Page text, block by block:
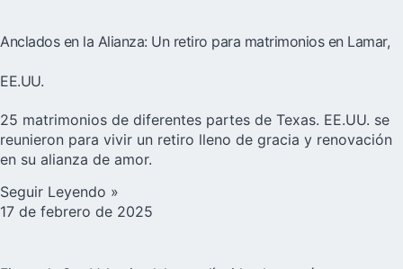
Anclados en la Alianza: Un retiro para matrimonios en Lamar,
EE.UU.
25 matrimonios de diferentes partes de Texas. EE.UU. se
reunieron para vivir un retiro lleno de gracia y renovación
en su alianza de amor.
Seguir Leyendo »
17 de febrero de 2025